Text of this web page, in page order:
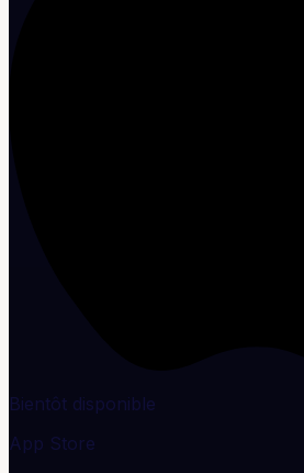
Bientôt disponible
App Store